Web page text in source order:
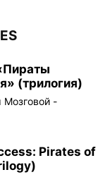
(трилогия)
Мозговой -
Pirates of